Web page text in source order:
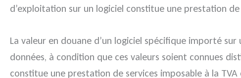
d’exploitation sur un logiciel constitue une prestation
La valeur en douane d’un logiciel spécifique importé
données, à condition que ces valeurs soient connues
constitue une prestation de services imposable à la TVA